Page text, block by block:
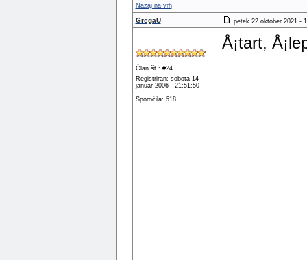
Nazaj na vrh
GregaU petek 22 oktober 2021 -
Član št.: #24
Registriran: sobota 14
januar 2006 - 21:51:50
Sporočila: 518
Å¡tart,